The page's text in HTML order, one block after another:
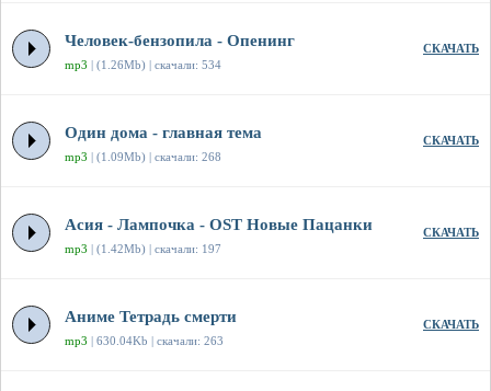
Человек-бензопила - Опенинг
mp3 | (1.26Mb) | скачали: 534
СКАЧАТЬ
Один дома - главная тема
mp3 | (1.09Mb) | скачали: 268
СКАЧАТЬ
Асия - Лампочка - OST Новые Пацанки
mp3 | (1.42Mb) | скачали: 197
СКАЧАТЬ
Аниме Тетрадь смерти
mp3 | 630.04Kb | скачали: 263
СКАЧАТЬ